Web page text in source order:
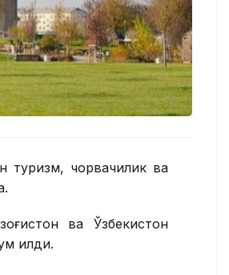
туризм, чорвачилик ва
ва Ўзбекистон
қилди.